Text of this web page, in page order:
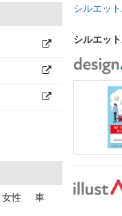
女性 車
シルエッ
シルエッ